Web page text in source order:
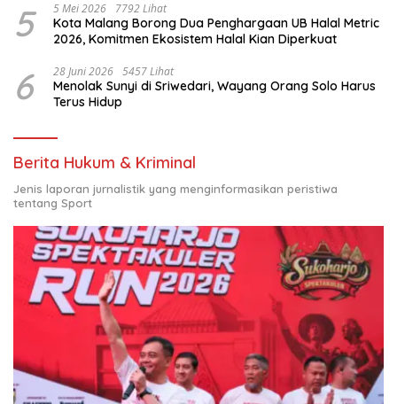
5 5 Mei 2026 7792 Lihat
Kota Malang Borong Dua Penghargaan UB Halal Metric
2026, Komitmen Ekosistem Halal Kian Diperkuat
6 28 Juni 2026 5457 Lihat
Menolak Sunyi di Sriwedari, Wayang Orang Solo Harus
Terus Hidup
Berita Hukum & Kriminal
Jenis laporan jurnalistik yang menginformasikan peristiwa
tentang Sport